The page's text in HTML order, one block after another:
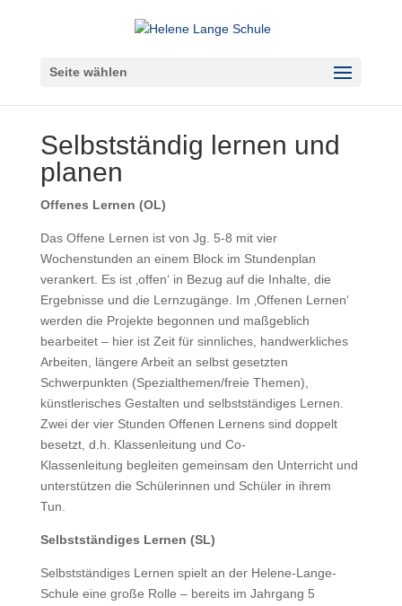
Seite wählen
Selbstständig lernen und
planen
Offenes Lernen (OL)
Das Offene Lernen ist von Jg. 5-8 mit vier
Wochenstunden an einem Block im Stundenplan
verankert. Es ist ‚offen‘ in Bezug auf die Inhalte, die
Ergebnisse und die Lernzugänge. Im ‚Offenen Lernen‘
werden die Projekte begonnen und maßgeblich
bearbeitet – hier ist Zeit für sinnliches, handwerkliches
Arbeiten, längere Arbeit an selbst gesetzten
Schwerpunkten (Spezialthemen/freie Themen),
künstlerisches Gestalten und selbstständiges Lernen.
Zwei der vier Stunden Offenen Lernens sind doppelt
besetzt, d.h. Klassenleitung und Co-
Klassenleitung begleiten gemeinsam den Unterricht und
unterstützen die Schülerinnen und Schüler in ihrem
Tun.
Selbstständiges Lernen (SL)
Selbstständiges Lernen spielt an der Helene-Lange-
Schule eine große Rolle – bereits im Jahrgang 5